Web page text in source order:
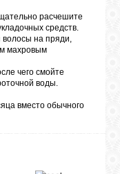
расчешите
средств.
волосы на пряди,
махровым
чего смойте
воды.
вместо обычного